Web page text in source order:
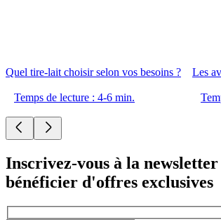
Quel tire-lait choisir selon vos besoins ?
Temps de lecture : 4-6 min.
Les
Inscrivez-vous à la
bénéficier d'offres exclusives